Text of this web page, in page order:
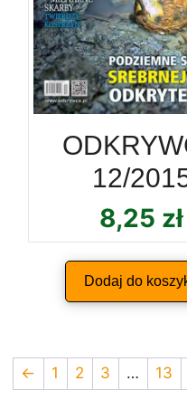
12/
8,25 zł
Dodaj do
← 1 2 3 … 13